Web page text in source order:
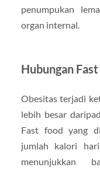
penumpukan
organ internal.
Hubungan
Obesitas terjadi
lebih besar
Fast food yang
jumlah kalori
menunjukkan